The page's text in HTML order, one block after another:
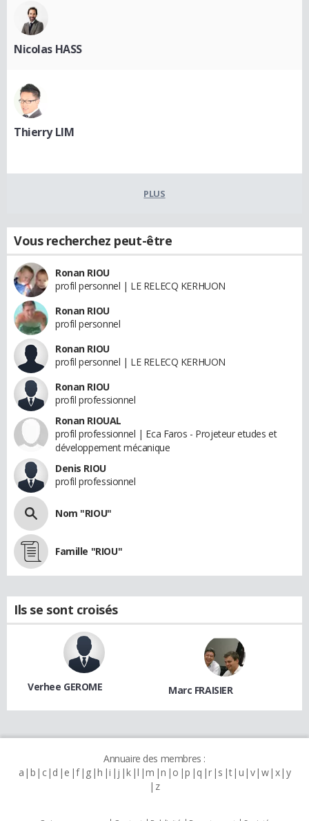
Nicolas HASS
Thierry LIM
PLUS
Vous recherchez peut-être
Ronan RIOU
profil personnel | LE RELECQ KERHUON
Ronan RIOU
profil personnel
Ronan RIOU
profil personnel | LE RELECQ KERHUON
Ronan RIOU
profil professionnel
Ronan RIOUAL
profil professionnel | Eca Faros - Projeteur etudes et
développement mécanique
Denis RIOU
profil professionnel
Nom "RIOU"
Famille "RIOU"
Ils se sont croisés
Verhee GEROME Marc FRAISIER
Annuaire des membres :
a b c d e f g h i j k l m n o p q r s t u v w x y
z